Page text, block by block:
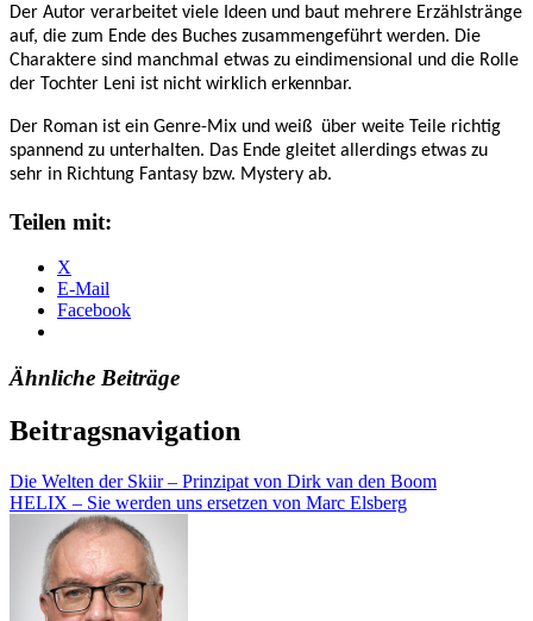
Der Autor verarbeitet viele Ideen und baut mehrere Erzählstränge
auf, die zum Ende des Buches zusammengeführt werden. Die
Charaktere sind manchmal etwas zu eindimensional und die Rolle
der Tochter Leni ist nicht wirklich erkennbar.
Der Roman ist ein Genre-Mix und weiß über weite Teile richtig
spannend zu unterhalten. Das Ende gleitet allerdings etwas zu
sehr in Richtung Fantasy bzw. Mystery ab.
Teilen mit:
X
E-Mail
Facebook
Ähnliche Beiträge
Beitragsnavigation
Die Welten der Skiir – Prinzipat von Dirk van den Boom
HELIX – Sie werden uns ersetzen von Marc Elsberg